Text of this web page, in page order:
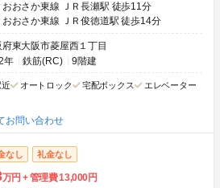
おおさか東線 ＪＲ長瀬駅 徒歩11分
おおさか東線 ＪＲ俊徳道駅 徒歩14分
府東大阪市菱屋西１丁目
年
鉄筋(RC) 9階建
オートロック 宅配ボックス エレベーター
お問い合わせ
なし 礼金なし
万円 管理費13,000円